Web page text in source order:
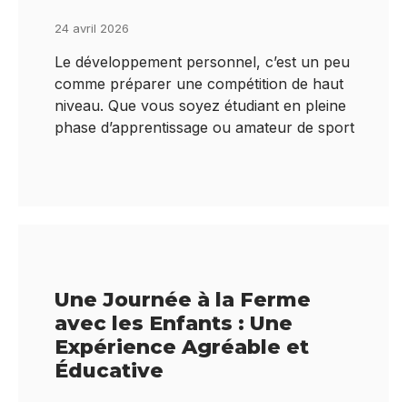
24 avril 2026
Le développement personnel, c’est un peu
comme préparer une compétition de haut
niveau. Que vous soyez étudiant en pleine
phase d’apprentissage ou amateur de sport
Une Journée à la Ferme
avec les Enfants : Une
Expérience Agréable et
Éducative